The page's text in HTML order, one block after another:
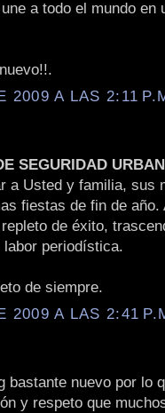
a todo el mundo en
2009 A LAS 2:11
SEGURIDAD
a Usted y familia, sus
fiestas de fin de año.
de éxito,
periodística.
de siempre.
2009 A LAS 2:41
bastante nuevo por lo
y respeto que